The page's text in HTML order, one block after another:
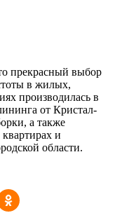
прекрасный выбор
в жилых,
производилась в
от Кристал-
а также
и
области.